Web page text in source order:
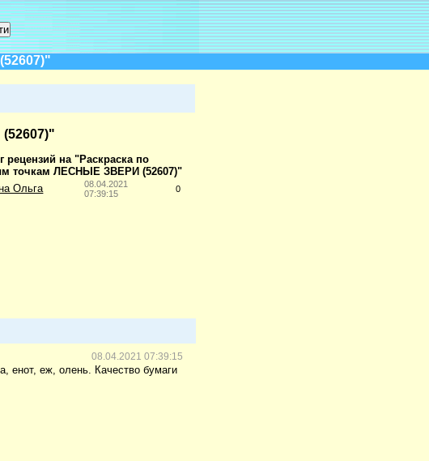
рецензий на "Раскраска по
точкам ЛЕСНЫЕ ЗВЕРИ (52607)"
Ольга
08.04.2021
07:39:15
0
08.04.2021 07:39:15
енот, еж, олень. Качество бумаги